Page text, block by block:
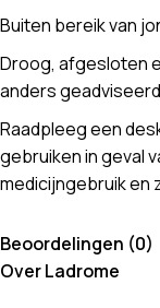
Buiten bereik van
Droog, afgesloten
anders
Raadpleeg een
gebruiken in geval
medicijngebruik en
Beoordelingen (0)
Over Ladrome